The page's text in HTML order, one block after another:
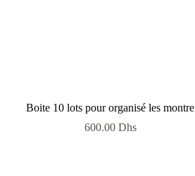
Boite 10 lots pour organisé les montre
600.00 Dhs